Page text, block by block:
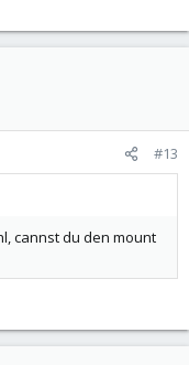
#13
cannst du den mount